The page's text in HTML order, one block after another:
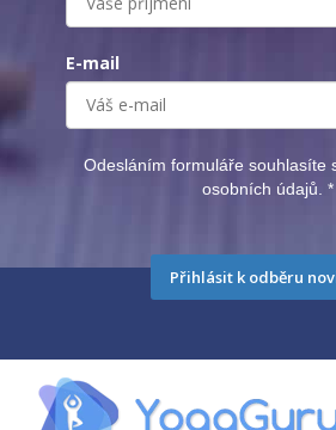
E-mail
Odesláním formuláře souhlasíte
osobních údajů. *
Přihlásit k odběru